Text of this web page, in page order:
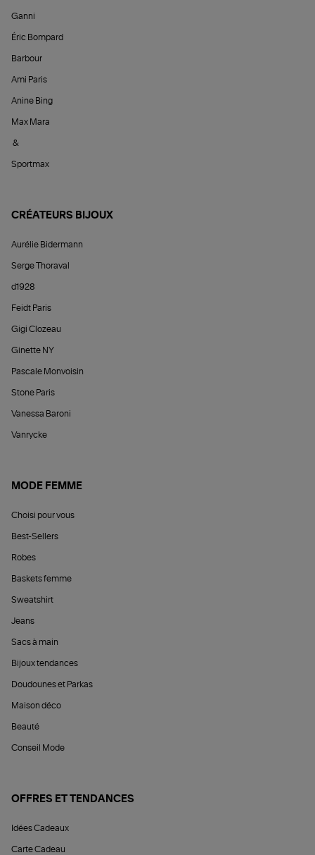
Ganni
Éric Bompard
Barbour
Ami Paris
Anine Bing
Max Mara
&
Sportmax
CRÉATEURS BIJOUX
Aurélie Bidermann
Serge Thoraval
d1928
Feidt Paris
Gigi Clozeau
Ginette NY
Pascale Monvoisin
Stone Paris
Vanessa Baroni
Vanrycke
MODE FEMME
Choisi pour vous
Best-Sellers
Robes
Baskets femme
Sweatshirt
Jeans
Sacs à main
Bijoux tendances
Doudounes et Parkas
Maison déco
Beauté
Conseil Mode
OFFRES ET TENDANCES
Idées Cadeaux
Carte Cadeau